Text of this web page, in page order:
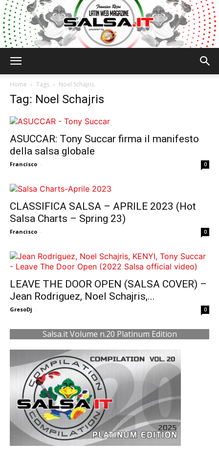
Home Tags Noel Schajris
Tag: Noel Schajris
ASUCCAR: Tony Succar firma il manifesto
della salsa globale
Francisco - 0
CLASSIFICA SALSA – APRILE 2023 (Hot
Salsa Charts – Spring 23)
Francisco - 0
LEAVE THE DOOR OPEN (SALSA COVER) –
Jean Rodriguez, Noel Schajris,...
GresoDj - 0
Salsa.it Volume n.20 Platinum Edition